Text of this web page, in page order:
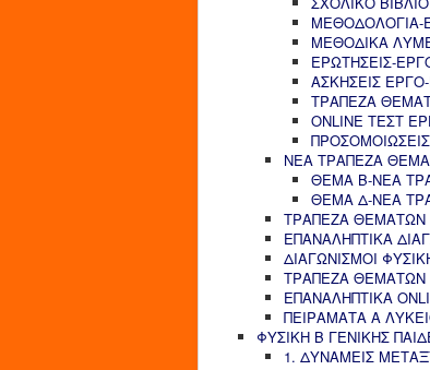
ΜΕΘΟΔΟΛΟΓΙΑ-
ΜΕΘΟΔΙΚΑ
ΕΡΩΤΗΣΕΙΣ-
ΑΣΚΗΣΕΙΣ
ΤΡΑΠΕΖΑ
ONLINE ΤΕΣΤ
ΝΕΑ ΤΡΑΠΕΖΑ
ΘΕΜΑ Β-ΝΕΑ
ΘΕΜΑ Δ-ΝΕΑ
ΤΡΑΠΕΖΑ ΘΕΜΑΤΩΝ
ΕΠΑΝΑΛΗΠΤΙΚΑ
ΔΙΑΓΩΝΙΣΜΟΙ
ΤΡΑΠΕΖΑ ΘΕΜΑΤΩΝ
ΕΠΑΝΑΛΗΠΤΙΚΑ
ΠΕΙΡΑΜΑΤΑ Α
ΦΥΣΙΚΗ Β ΓΕΝΙΚΗΣ
1. ΔΥΝΑΜΕΙΣ